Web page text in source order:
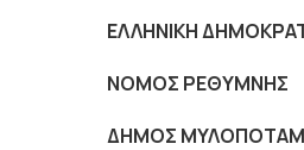
ΕΛΛΗΝΙΚΗ
ΝΟΜΟΣ
ΔΗΜΟΣ